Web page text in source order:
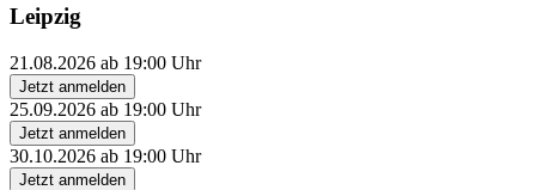
Leipzig
21.08.2026 ab 19:00 Uhr
Jetzt anmelden
25.09.2026 ab 19:00 Uhr
Jetzt anmelden
30.10.2026 ab 19:00 Uhr
Jetzt anmelden